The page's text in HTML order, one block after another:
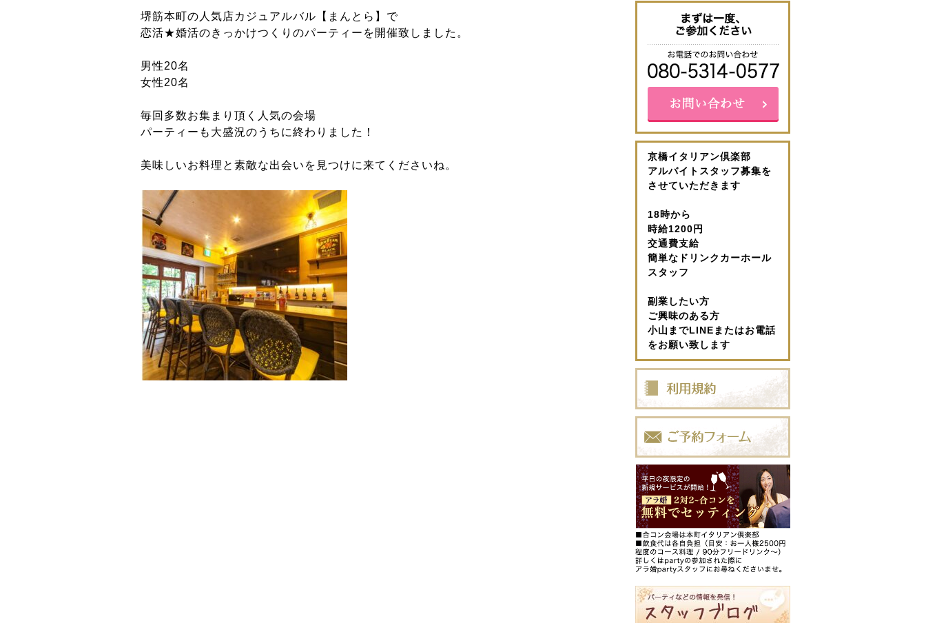
堺筋本町の人気店カジュアルバル【まんとら】で
恋活★婚活のきっかけつくりのパーティーを開催致しました。
男性20名
女性20名
毎回多数お集まり頂く人気の会場
パーティーも大盛況のうちに終わりました！
美味しいお料理と素敵な出会いを見つけに来てくださいね。
京橋イタリアン倶楽部
アルバイトスタッフ募集を
させていただきます
18時から
時給1200円
交通費支給
簡単なドリンクカーホール
スタッフ
副業したい方
ご興味のある方
小山までLINEまたはお電話
をお願い致します